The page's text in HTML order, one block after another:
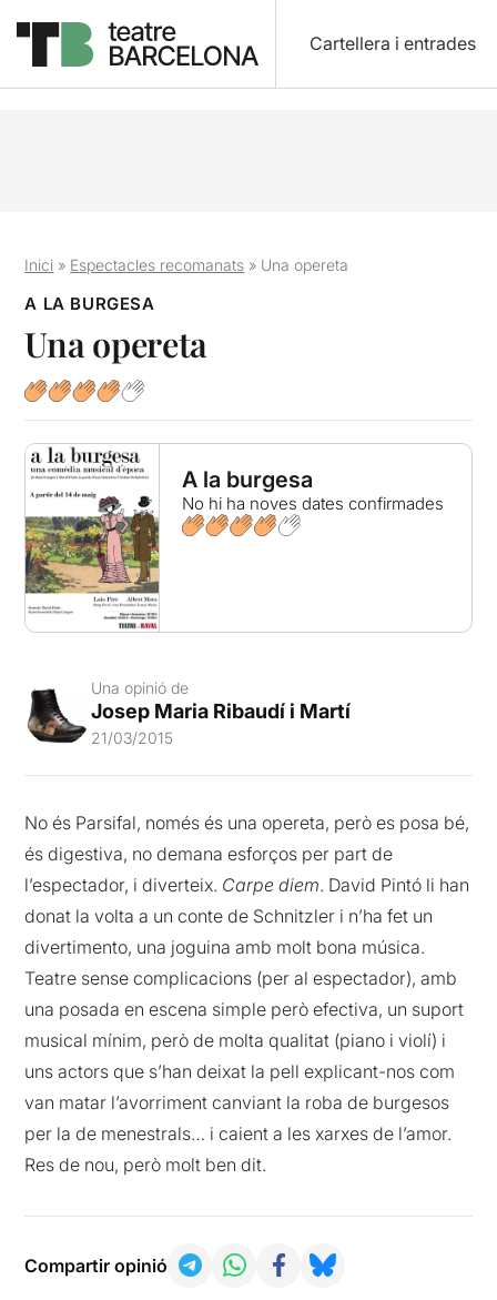
Cartellera i entrades
Inici » Espectacles recomanats » Una opereta
A LA BURGESA
Una opereta
A la burgesa
No hi ha noves dates confirmades
Una opinió de
Josep Maria Ribaudí i Martí
21/03/2015
No és Parsifal, només és una opereta, però es posa bé,
és digestiva, no demana esforços per part de
l’espectador, i diverteix. Carpe diem. David Pintó li han
donat la volta a un conte de Schnitzler i n’ha fet un
divertimento, una joguina amb molt bona música.
Teatre sense complicacions (per al espectador), amb
una posada en escena simple però efectiva, un suport
musical mínim, però de molta qualitat (piano i violí) i
uns actors que s’han deixat la pell explicant-nos com
van matar l’avorriment canviant la roba de burgesos
per la de menestrals… i caient a les xarxes de l’amor.
Res de nou, però molt ben dit.
Compartir opinió